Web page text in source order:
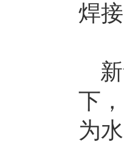
焊
新
下
为